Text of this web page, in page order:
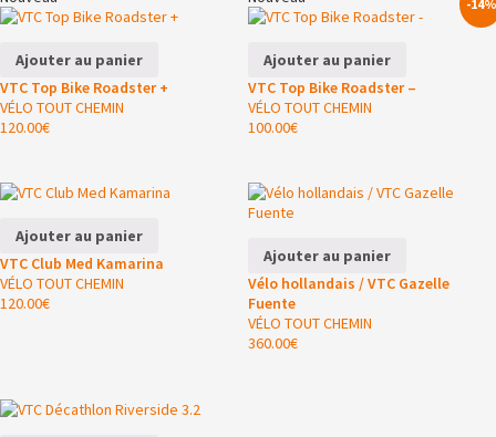
Ajouter au panier
VTC Top Bike Roadster +
VÉLO TOUT CHEMIN
120.00€
Ajouter au panier
VTC Top Bike Roadster –
VÉLO TOUT CHEMIN
100.00€
Ajouter au panier
VTC Club Med Kamarina
VÉLO TOUT CHEMIN
120.00€
Ajouter au panier
Vélo hollandais / VTC Gazelle
Fuente
VÉLO TOUT CHEMIN
360.00€
-14%